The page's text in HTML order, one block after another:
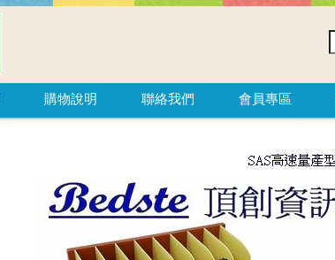
購物說明 聯絡我們 會員專區